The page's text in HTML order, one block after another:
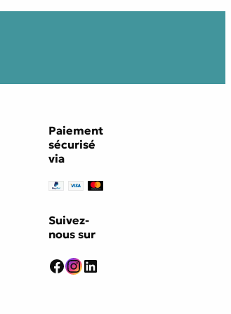
Paiement
sécurisé
via
Suivez-
nous sur
Facebook
Instagram
LinkedIn